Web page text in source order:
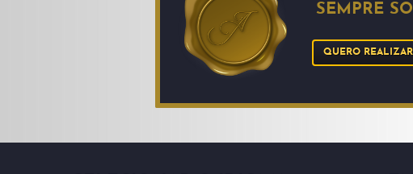
SEMPRE
QUERO